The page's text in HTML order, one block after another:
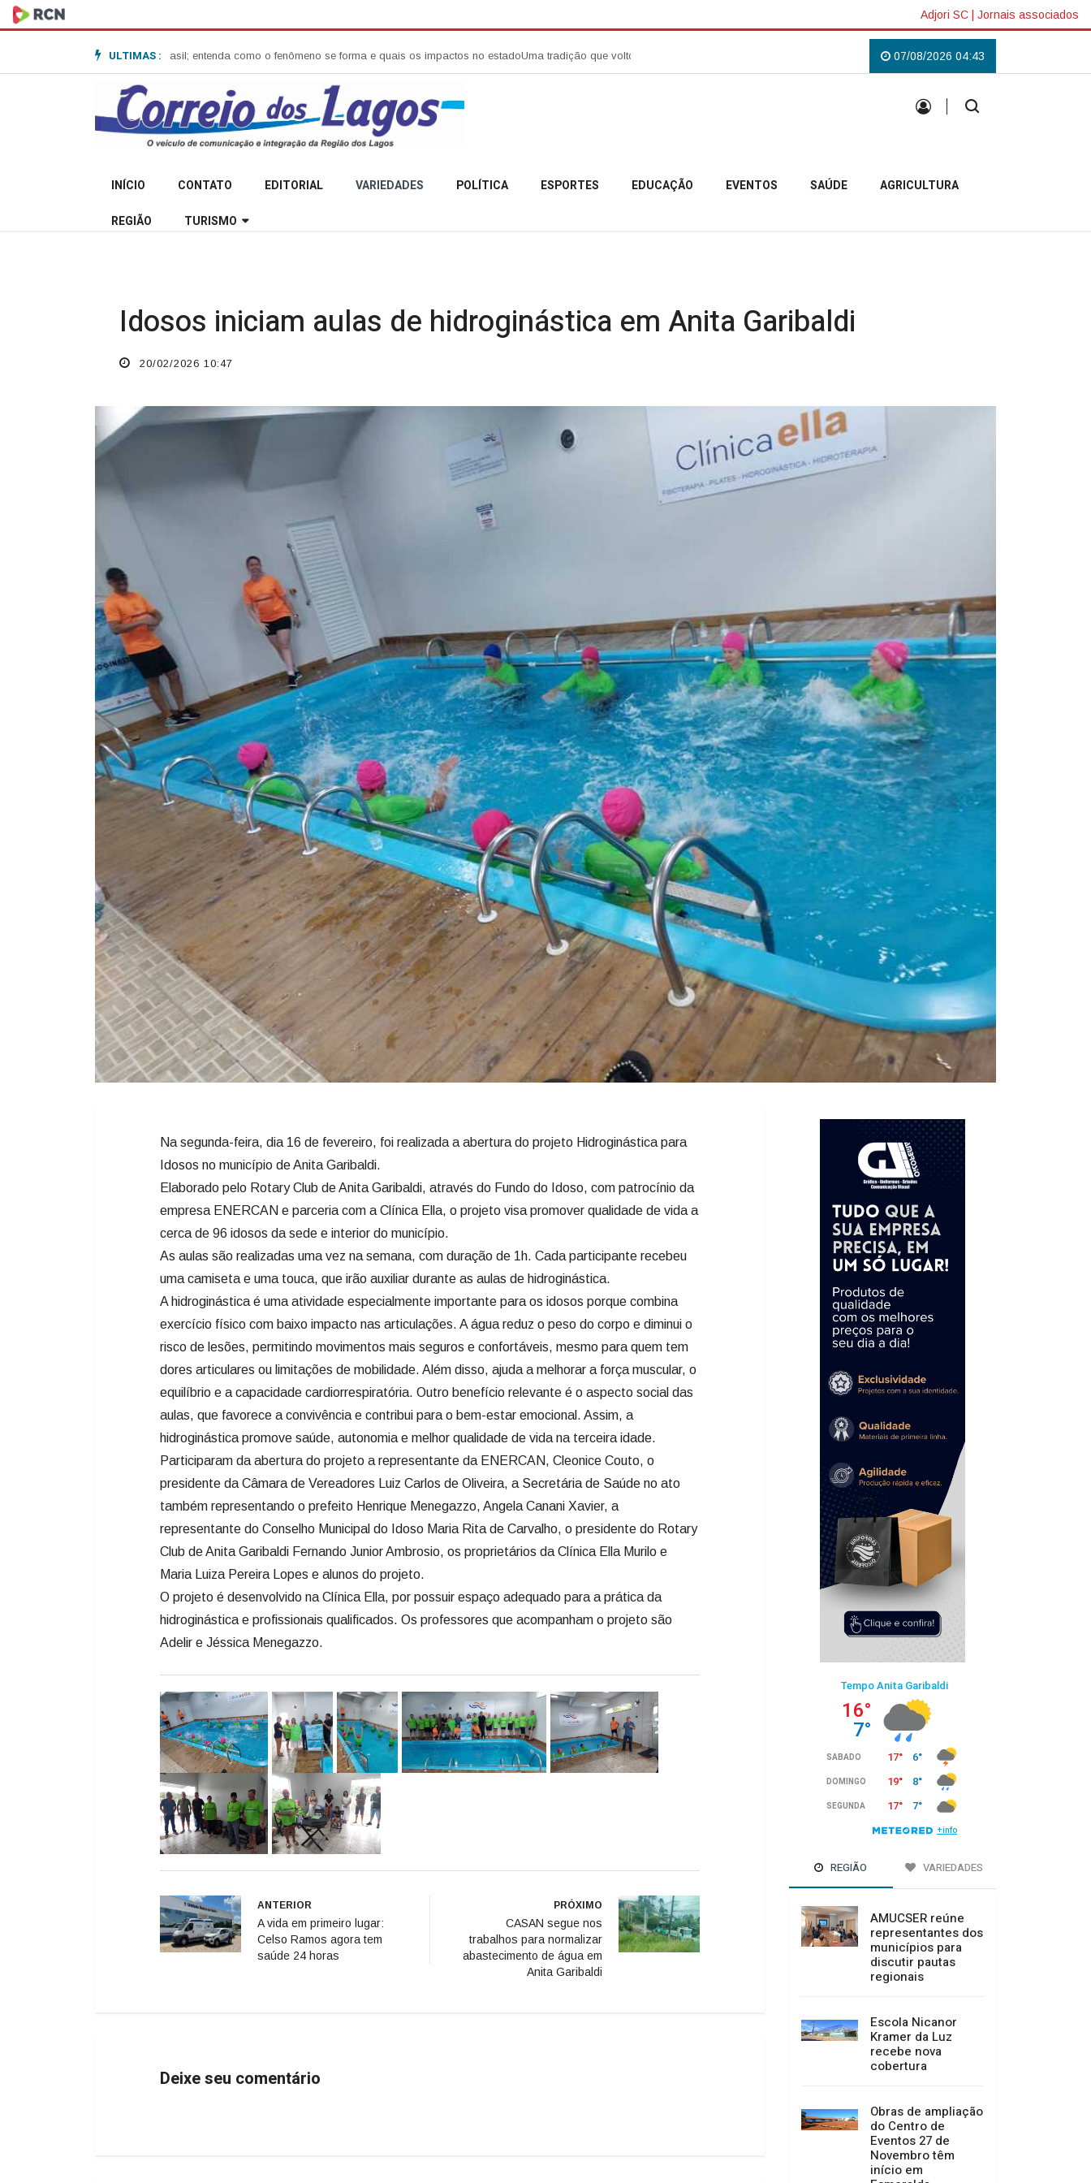
Adjori SC | Jornais associados
ULTIMAS :
bomba no Sul do Brasil; entenda como o fenômeno se forma e quais os impactos no estadoUma tradição que voltou a reunir a comunidade campobelense Padre Pablo inicia missão em Anita Garibaldi e destaca
07/08/2026 04:43
INÍCIO CONTATO EDITORIAL VARIEDADES POLÍTICA ESPORTES EDUCAÇÃO EVENTOS SAÚDE AGRICULTURA
REGIÃO TURISMO
Idosos iniciam aulas de hidroginástica em Anita Garibaldi
20/02/2026 10:47
Na segunda-feira, dia 16 de fevereiro, foi realizada a abertura do projeto Hidroginástica para
Idosos no município de Anita Garibaldi.
Elaborado pelo Rotary Club de Anita Garibaldi, através do Fundo do Idoso, com patrocínio da
empresa ENERCAN e parceria com a Clínica Ella, o projeto visa promover qualidade de vida a
cerca de 96 idosos da sede e interior do município.
As aulas são realizadas uma vez na semana, com duração de 1h. Cada participante recebeu
uma camiseta e uma touca, que irão auxiliar durante as aulas de hidroginástica.
A hidroginástica é uma atividade especialmente importante para os idosos porque combina
exercício físico com baixo impacto nas articulações. A água reduz o peso do corpo e diminui o
risco de lesões, permitindo movimentos mais seguros e confortáveis, mesmo para quem tem
dores articulares ou limitações de mobilidade. Além disso, ajuda a melhorar a força muscular, o
equilíbrio e a capacidade cardiorrespiratória. Outro benefício relevante é o aspecto social das
aulas, que favorece a convivência e contribui para o bem-estar emocional. Assim, a
hidroginástica promove saúde, autonomia e melhor qualidade de vida na terceira idade.
Participaram da abertura do projeto a representante da ENERCAN, Cleonice Couto, o
presidente da Câmara de Vereadores Luiz Carlos de Oliveira, a Secretária de Saúde no ato
também representando o prefeito Henrique Menegazzo, Angela Canani Xavier, a
representante do Conselho Municipal do Idoso Maria Rita de Carvalho, o presidente do Rotary
Club de Anita Garibaldi Fernando Junior Ambrosio, os proprietários da Clínica Ella Murilo e
Maria Luiza Pereira Lopes e alunos do projeto.
O projeto é desenvolvido na Clínica Ella, por possuir espaço adequado para a prática da
hidroginástica e profissionais qualificados. Os professores que acompanham o projeto são
Adelir e Jéssica Menegazzo.
ANTERIOR
A vida em primeiro lugar:
Celso Ramos agora tem
saúde 24 horas
PRÓXIMO
CASAN segue nos
trabalhos para normalizar
abastecimento de água em
Anita Garibaldi
Deixe seu comentário
REGIÃO VARIEDADES
AMUCSER reúne
representantes dos
municípios para
discutir pautas
regionais
Escola Nicanor
Kramer da Luz
recebe nova
cobertura
Obras de ampliação
do Centro de
Eventos 27 de
Novembro têm
início em